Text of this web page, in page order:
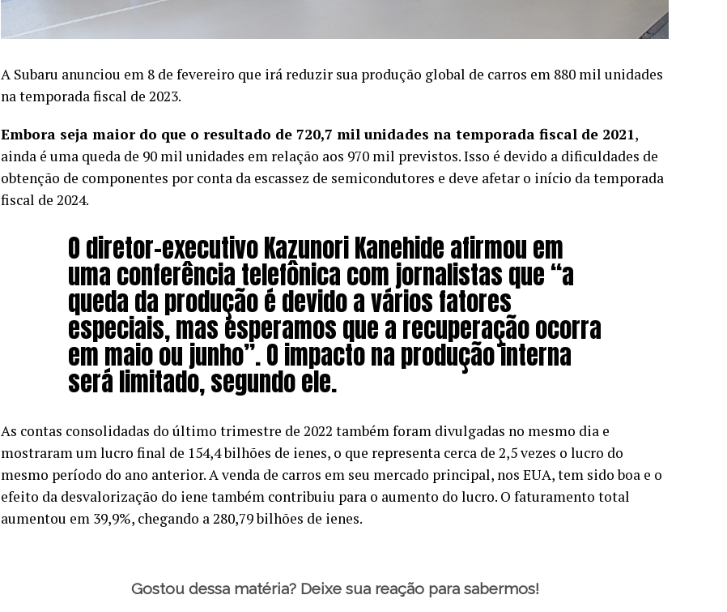
A Subaru anunciou em 8 de fevereiro que irá reduzir sua produção global de carros em 880 mil unidades
na temporada fiscal de 2023.
Embora seja maior do que o resultado de 720,7 mil unidades na temporada fiscal de 2021,
ainda é uma queda de 90 mil unidades em relação aos 970 mil previstos. Isso é devido a dificuldades de
obtenção de componentes por conta da escassez de semicondutores e deve afetar o início da temporada
fiscal de 2024.
O diretor-executivo Kazunori Kanehide afirmou em
uma conferência telefônica com jornalistas que “a
queda da produção é devido a vários fatores
especiais, mas esperamos que a recuperação ocorra
em maio ou junho”. O impacto na produção interna
será limitado, segundo ele.
As contas consolidadas do último trimestre de 2022 também foram divulgadas no mesmo dia e
mostraram um lucro final de 154,4 bilhões de ienes, o que representa cerca de 2,5 vezes o lucro do
mesmo período do ano anterior. A venda de carros em seu mercado principal, nos EUA, tem sido boa e o
efeito da desvalorização do iene também contribuiu para o aumento do lucro. O faturamento total
aumentou em 39,9%, chegando a 280,79 bilhões de ienes.
Gostou dessa matéria? Deixe sua reação para sabermos!